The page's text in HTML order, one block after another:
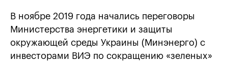
В ноябре 2019 года начались переговоры
Министерства энергетики и защиты
окружающей среды Украины (Минэнерго) с
инвесторами ВИЭ по сокращению «зеленых»